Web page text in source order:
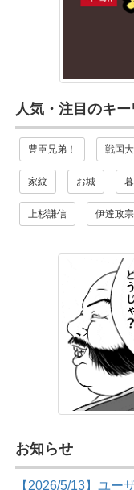
人気・注目のキ
豊臣兄弟！ 戦国
家紋 お城
上杉謙信 伊達政宗
お知らせ
【2026/5/13】ユー